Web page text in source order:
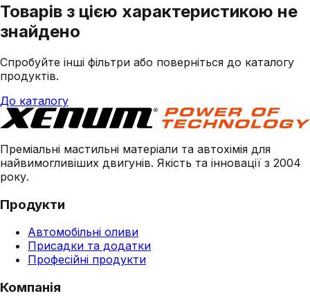
Товарів з цією характеристикою не
знайдено
Спробуйте інші фільтри або поверніться до каталогу
продуктів.
До каталогу
Преміальні мастильні матеріали та автохімія для
найвимогливіших двигунів. Якість та інновації з 2004
року.
Продукти
Автомобільні оливи
Присадки та додатки
Професійні продукти
Компанія